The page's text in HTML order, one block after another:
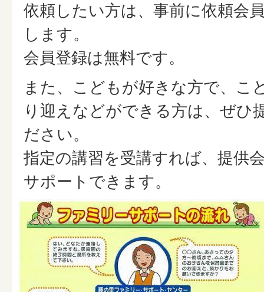
依頼したい方は、事前に依頼会
します。
会員登録は無料です。
また、こどもが好きな方で、こ
り迎えなどができる方は、ぜひ
ださい。
指定の講習を受講すれば、提供
サポートできます。